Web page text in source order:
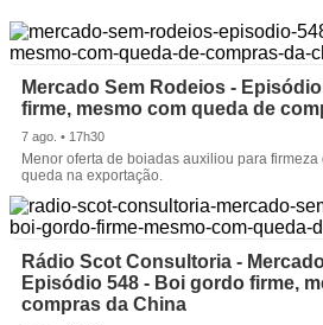
Mercado Sem Rodeios -
firme, mesmo com queda de
7 ago. • 17h30
Menor oferta de boiadas auxiliou para
queda na exportação.
Rádio Scot Consultoria -
Episódio 548 - Boi gordo firme,
compras da China